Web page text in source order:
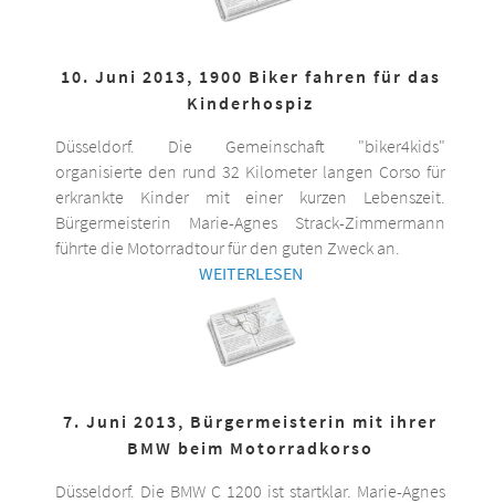
10. Juni 2013, 1900 Biker fahren für das
Kinderhospiz
Düsseldorf. Die Gemeinschaft "biker4kids"
organisierte den rund 32 Kilometer langen Corso für
erkrankte Kinder mit einer kurzen Lebenszeit.
Bürgermeisterin Marie-Agnes Strack-Zimmermann
führte die Motorradtour für den guten Zweck an.
WEITERLESEN
7. Juni 2013, Bürgermeisterin mit ihrer
BMW beim Motorradkorso
Düsseldorf. Die BMW C 1200 ist startklar. Marie-Agnes